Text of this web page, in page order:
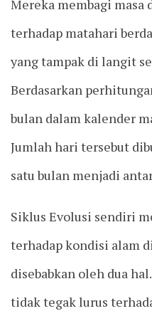
Mereka membagi masa
terhadap matahari
yang tampak di langit
Berdasarkan
bulan dalam kalender
Jumlah hari tersebut
satu bulan menjadi
Siklus Evolusi sendiri
terhadap kondisi alam
disebabkan oleh dua
tidak tegak lurus